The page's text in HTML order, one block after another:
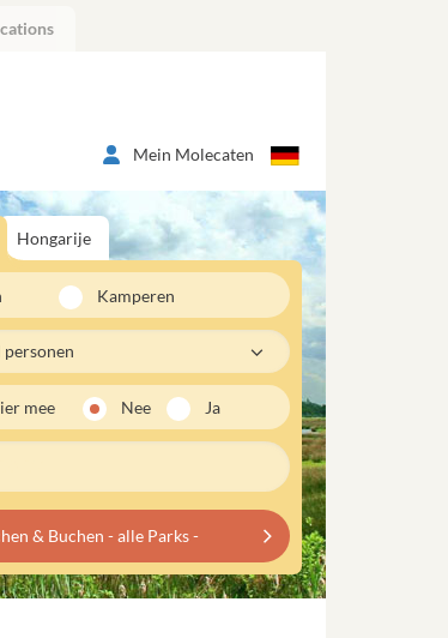
Mein Molecaten
Hongarije
Kamperen
mee Nee Ja
& Buchen - alle Parks -